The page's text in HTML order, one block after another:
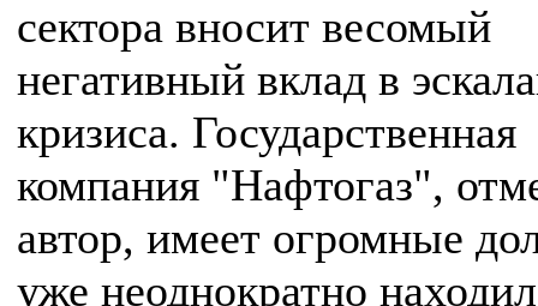
сектора вносит весомый
негативный вклад в
кризиса. Государственная
компания "Нафтогаз",
автор, имеет огромные
уже неоднократно